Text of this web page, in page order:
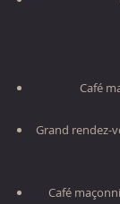
Café
Grand rendez-
Café